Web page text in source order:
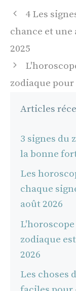
Navigation
des
4 Les
chance et une
2025
zodiaque pour
Articles
3 signes du
la bonne
Les
chaque
août 2026
zodiaque
2026
Les choses